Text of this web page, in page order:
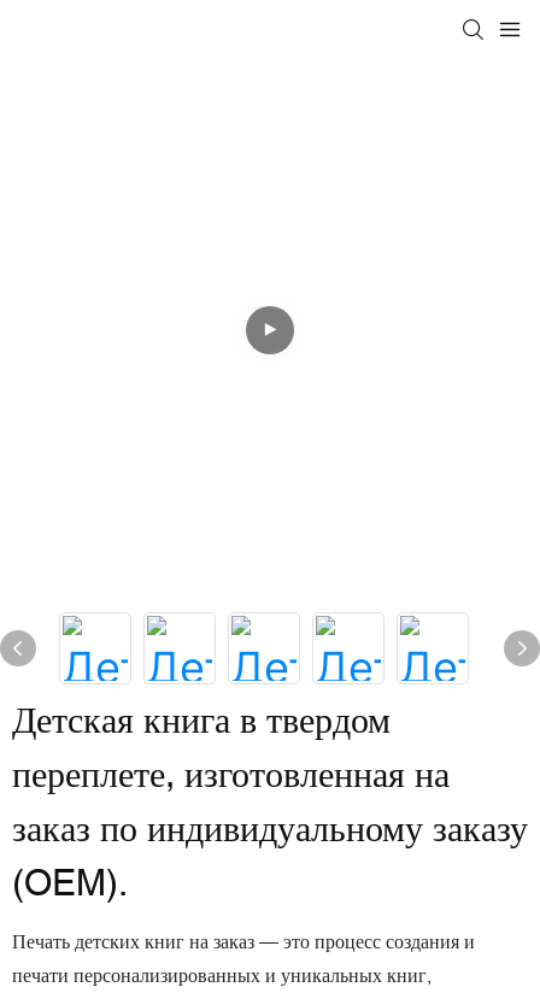
Детская книга в твердом
переплете, изготовленная на
заказ по индивидуальному заказу
(OEM).
Печать детских книг на заказ — это процесс создания и
печати персонализированных и уникальных книг,